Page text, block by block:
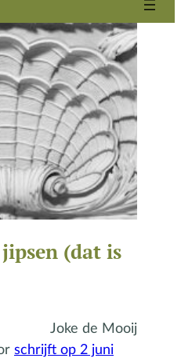
(dat is
Joke de Mooij
schrijft op 2 juni